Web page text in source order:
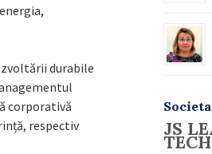
durabile
corporativă
respectiv
JS